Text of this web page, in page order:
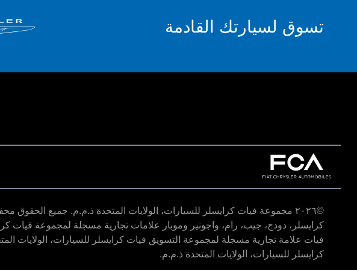
تسوق لسيارتك القادمة
©٢٠٢٦ مجموعة فيات كرايسلر للسيارات، الولايات المتحدة ذ.م.م. جميع الحقوق محفوظة.
كرايسلر، دودج، جيب، رام، واجونير وموبار علامات تجارية مسجلة لمجموعة فيات
فيات علامة تجارية مسجلة لمجموعة التسويق فيات كرايسلر للسيارات، الولايات
كرايسلر للسيارات، الولايات المتحدة ذ.م.م.